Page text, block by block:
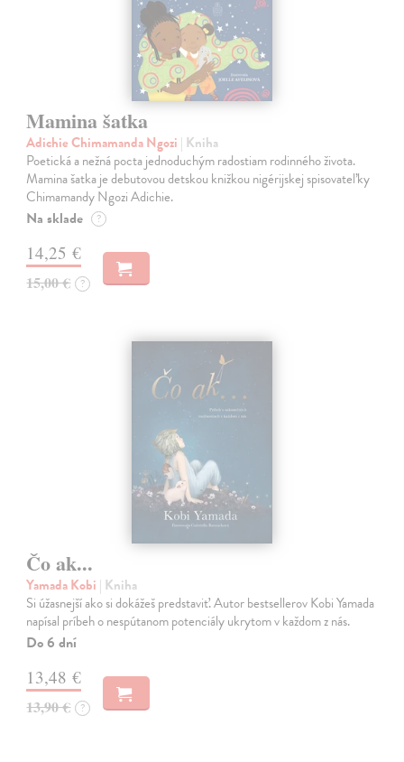
Mamina šatka
Adichie Chimamanda Ngozi | Kniha
Poetická a nežná pocta jednoduchým radostiam rodinného života.
Mamina šatka je debutovou detskou knižkou nigérijskej spisovateľky
Chimamandy Ngozi Adichie.
Na sklade ?
14,25 €
15,00 € ?
Čo ak...
Yamada Kobi | Kniha
Si úžasnejší ako si dokážeš predstaviť. Autor bestsellerov Kobi Yamada
napísal príbeh o nespútanom potenciály ukrytom v každom z nás.
Do 6 dní
13,48 €
13,90 € ?